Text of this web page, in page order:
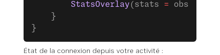
        StatsOverlay
(stats =
    }
}
État de la connexion depuis votre activité :